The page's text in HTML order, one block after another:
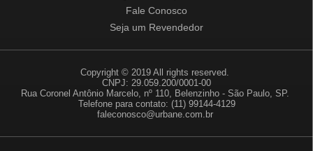
Fale Conosco
Seja um Revendedor
Copyright © 2019 All rights reserved.
CNPJ: 29.059.200/0001-00
Rua Coronel Antônio Marcelo, nº 110, Belenzinho - São Paulo, SP.
Telefone para contato: (11) 99144-4129
faleconosco@urbane.com.br